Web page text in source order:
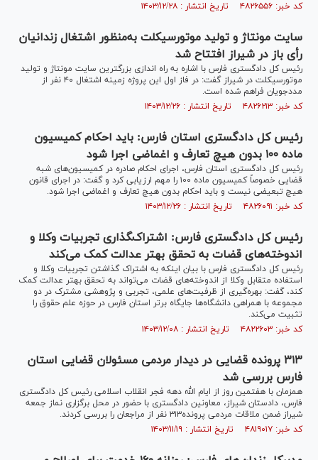
کد خبر: ۴۸۲۶۵۵۶ تاریخ انتشار : ۱۴۰۳/۱۲/۲۸
سایت مونتاژ و تولید موتورسیکلت به‌منظور اشتغال زندانیان
رأی باز در شیراز افتتاح شد
رئیس کل دادگستری فارس با اشاره به راه اندازی بزرگترین سایت مونتاژ و تولید
موتورسیکلت در شیراز گفت: در فاز اول این پروژه زمینه اشتغال ۴۰ نفر از
مددجویان فراهم شده است.
کد خبر: ۴۸۲۶۲۱۳ تاریخ انتشار : ۱۴۰۳/۱۲/۲۶
رئیس کل دادگستری استان فارس: باید احکام کمیسیون
ماده ۱۰۰ بدون هیچ تعارف و اغماضی اجرا شود
رئیس کل دادگستری استان فارس، اجرای احکام صادره در کمیسیون‌های شبه
قضایی خصوصاً کمیسیون ماده ۱۰۰ را مهم ارزیابی کرد و گفت: در اجرای قانون
هیچ تبعیضی نیست و باید احکام بدون هیچ تعارف و اغماضی اجرا شود.
کد خبر: ۴۸۲۶۰۹۱ تاریخ انتشار : ۱۴۰۳/۱۲/۲۶
رئیس کل دادگستری فارس: اشتراک‌‍گذاری تجربیات وکلا و
اندوخته‌های قضات به تحقق بهتر عدالت کمک می‌کند
رئیس کل دادگستری فارس با بیان اینکه به اشتراک گذاشتن تجربیات وکلا و
استفاده متقابل وکلا از اندوخته‌های قضات می‌تواند به تحقق بهتر عدالت کمک
کند، گفت: بهره‌گیری از ظرفیت‌های علمی، تجربی و پژوهشی مشترک در دو
مجموعه با همراهی دانشگاه‌ها جایگاه برتر استان فارس در حوزه علم حقوق را
تثبیت می‌کند.
کد خبر: ۴۸۲۲۶۰۳ تاریخ انتشار : ۱۴۰۳/۱۲/۰۸
۳۱۳ پرونده قضایی در دیدار مردمی مسئولان قضایی استان
فارس بررسی شد
همزمان با هفتمین روز از ایام الله دهه فجر انقلاب اسلامی رئیس کل دادگستری
فارس، دادستان شیراز، معاونین دادگستری با حضور در محل برگزاری نماز جمعه
شیراز ضمن ملاقات مردمی پرونده‌۳۱۳ نفر از مراجعان را بررسی کردند.
کد خبر: ۴۸۱۹۰۱۷ تاریخ انتشار : ۱۴۰۳/۱۱/۱۹